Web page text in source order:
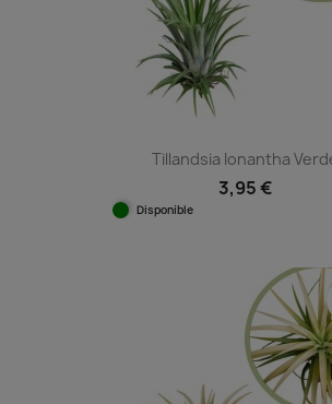
Tillandsia Ionantha
3,95 €
Disponible